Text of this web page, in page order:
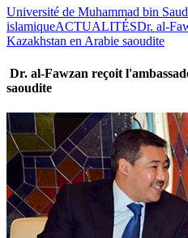
Université de Muhammad bin
islamiqueACTUALITÉSDr. al-
Kazakhstan en Arabie saoudite
Dr. al-Fawzan reçoit
saoudite